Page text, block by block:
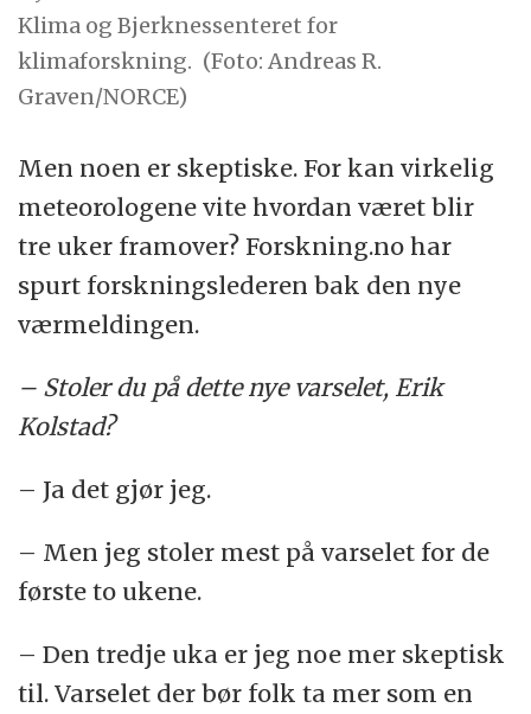
Klima og Bjerknessenteret for
klimaforskning. (Foto: Andreas R.
Graven/NORCE)
Men noen er skeptiske. For kan virkelig
meteorologene vite hvordan været blir
tre uker framover? Forskning.no har
spurt forskningslederen bak den nye
værmeldingen.
– Stoler du på dette nye varselet, Erik
Kolstad?
– Ja det gjør jeg.
– Men jeg stoler mest på varselet for de
første to ukene.
– Den tredje uka er jeg noe mer skeptisk
til. Varselet der bør folk ta mer som en